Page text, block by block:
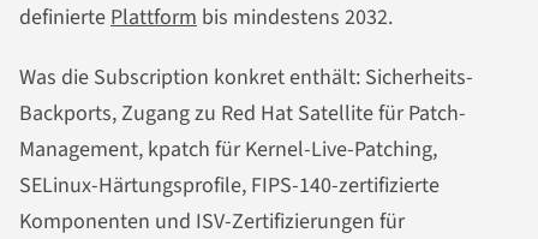
definiertePlattform bis mindestens 2032.
Was die Subscription konkret enthält: Sicherheits-
Backports, Zugang zu Red Hat Satellite für Patch-
Management, kpatch für Kernel-Live-Patching,
SELinux-Härtungsprofile, FIPS-140-zertifizierte
Komponenten und ISV-Zertifizierungen für